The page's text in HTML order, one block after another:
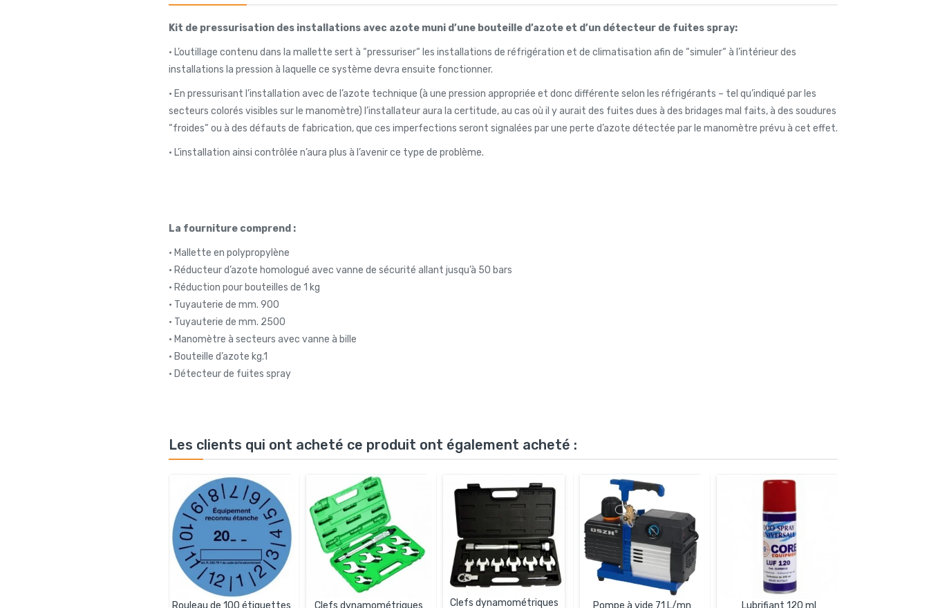
Kit de pressurisation des installations avec azote muni d’une bouteille d’azote et d’un détecteur de fuites spray:
• L’outillage contenu dans la mallette sert à “pressuriser“ les installations de réfrigération et de climatisation afin de “simuler“ à l’intérieur des
installations la pression à laquelle ce système devra ensuite fonctionner.
• En pressurisant l’installation avec de l’azote technique (à une pression appropriée et donc différente selon les réfrigérants – tel qu’indiqué par les
secteurs colorés visibles sur le manomètre) l’installateur aura la certitude, au cas où il y aurait des fuites dues à des bridages mal faits, à des soudures
“froides“ ou à des défauts de fabrication, que ces imperfections seront signalées par une perte d’azote détectée par le manomètre prévu à cet effet.
• L’installation ainsi contrôlée n’aura plus à l’avenir ce type de problème.
La fourniture comprend :
• Mallette en polypropylène
• Réducteur d’azote homologué avec vanne de sécurité allant jusqu’à 50 bars
• Réduction pour bouteilles de 1 kg
• Tuyauterie de mm. 900
• Tuyauterie de mm. 2500
• Manomètre à secteurs avec vanne à bille
• Bouteille d’azote kg.1
• Détecteur de fuites spray
Les clients qui ont acheté ce produit ont également acheté :
Rouleau de 100 étiquettes
Clefs dynamométriques
Clefs dynamométriques
Pompe à vide 71 L/mn
Lubrifiant 120 ml